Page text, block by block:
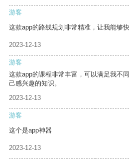
游客
这款app的路线规划非常精准，让我能够快
2023-12-13
游客
这款app的课程非常丰富，可以满足我不
己感兴趣的知识。
2023-12-13
游客
这个是app神器
2023-12-13